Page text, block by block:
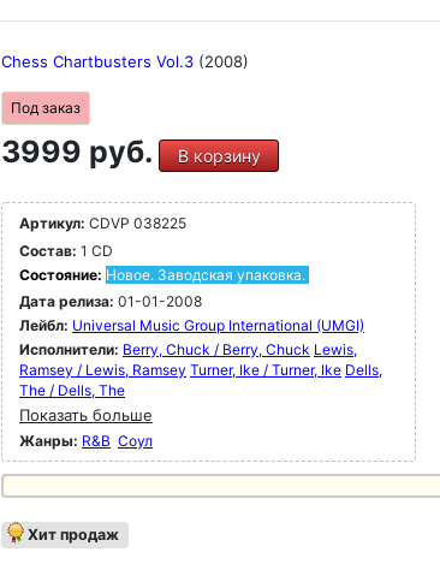
Chess Chartbusters Vol.3 (2008)
Под заказ
3999 руб. В корзину
Артикул: CDVP 038225
Состав: 1 CD
Состояние: Новое. Заводская упаковка.
Дата релиза: 01-01-2008
Лейбл: Universal Music Group International (UMGI)
Исполнители: Berry, Chuck / Berry, Chuck Lewis,
Ramsey / Lewis, Ramsey Turner, Ike / Turner, Ike Dells,
The / Dells, The
Показать больше
Жанры: R&B Соул
Хит продаж